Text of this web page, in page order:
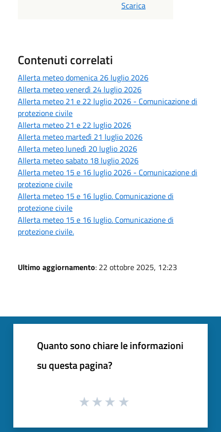
Scarica
Contenuti correlati
Allerta meteo domenica 26 luglio 2026
Allerta meteo venerdì 24 luglio 2026
Allerta meteo 21 e 22 luglio 2026 - Comunicazione di
protezione civile
Allerta meteo 21 e 22 luglio 2026
Allerta meteo martedì 21 luglio 2026
Allerta meteo lunedì 20 luglio 2026
Allerta meteo sabato 18 luglio 2026
Allerta meteo 15 e 16 luglio 2026 - Comunicazione di
protezione civile
Allerta meteo 15 e 16 luglio. Comunicazione di
protezione civile
Allerta meteo 15 e 16 luglio. Comunicazione di
protezione civile.
Ultimo aggiornamento: 22 ottobre 2025, 12:23
Quanto sono chiare le informazioni
su questa pagina?